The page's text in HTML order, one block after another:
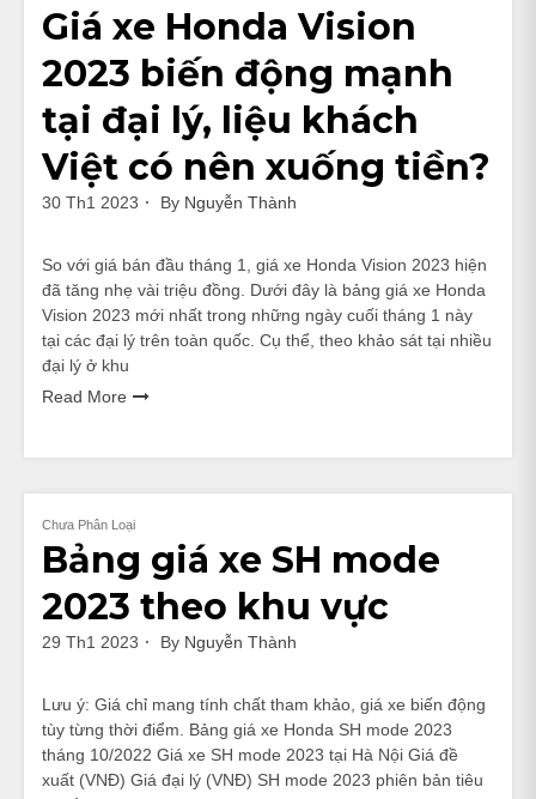
Giá xe Honda Vision
2023 biến động mạnh
tại đại lý, liệu khách
Việt có nên xuống tiền?
30 Th1 2023 By Nguyễn Thành
So với giá bán đầu tháng 1, giá xe Honda Vision 2023 hiện
đã tăng nhẹ vài triệu đồng. Dưới đây là bảng giá xe Honda
Vision 2023 mới nhất trong những ngày cuối tháng 1 này
tại các đại lý trên toàn quốc. Cụ thể, theo khảo sát tại nhiều
đại lý ở khu
Read More
Chưa Phân Loại
Bảng giá xe SH mode
2023 theo khu vực
29 Th1 2023 By Nguyễn Thành
Lưu ý: Giá chỉ mang tính chất tham khảo, giá xe biến động
tùy từng thời điểm. Bảng giá xe Honda SH mode 2023
tháng 10/2022 Giá xe SH mode 2023 tại Hà Nội Giá đề
xuất (VNĐ) Giá đại lý (VNĐ) SH mode 2023 phiên bản tiêu